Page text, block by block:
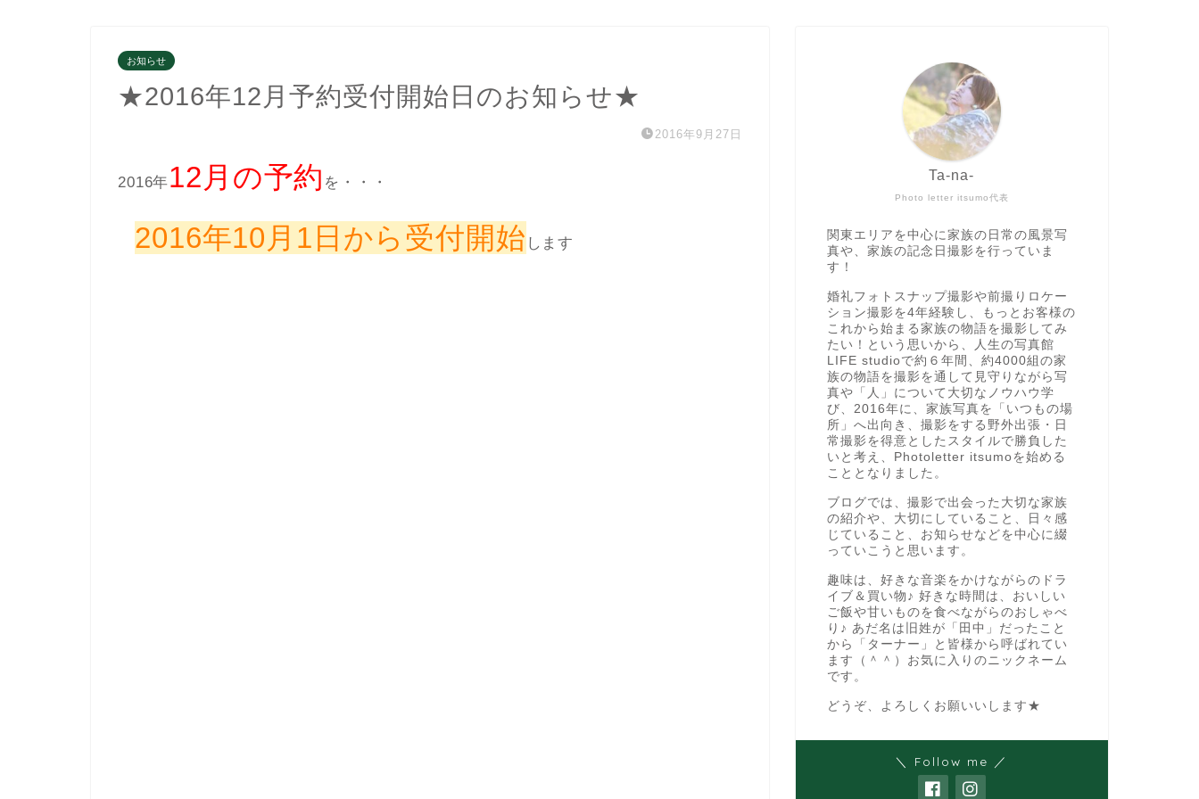
お知らせ
★2016年12月予約受付開始日のお知らせ★
2016年9月27日
2016年12月の予約 を・・・
2016年10月1日から受付開始 します
Photo letter itsumo代表
Ta-na-
関東エリアを中心に家族の日常の風景写
真や、家族の記念日撮影を行っていま
す！
婚礼フォトスナップ撮影や前撮りロケー
ション撮影を4年経験し、もっとお客様の
これから始まる家族の物語を撮影してみ
たい！という思いから、人生の写真館
LIFE studioで約６年間、約4000組の家
族の物語を撮影を通して見守りながら写
真や「人」について大切なノウハウ学
び、2016年に、家族写真を「いつもの場
所」へ出向き、撮影をする野外出張・日
常撮影を得意としたスタイルで勝負した
いと考え、Photoletter itsumoを始める
こととなりました。
ブログでは、撮影で出会った大切な家族
の紹介や、大切にしていること、日々感
じていること、お知らせなどを中心に綴
っていこうと思います。
趣味は、好きな音楽をかけながらのドラ
イブ＆買い物♪ 好きな時間は、おいしい
ご飯や甘いものを食べながらのおしゃべ
り♪ あだ名は旧姓が「田中」だったこと
から「ターナー」と皆様から呼ばれてい
ます（＾＾）お気に入りのニックネーム
です。
どうぞ、よろしくお願いいします★
＼ Follow me ／